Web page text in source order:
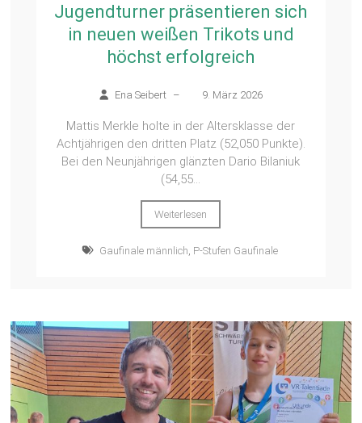
Jugendturner präsentieren sich
in neuen weißen Trikots und
höchst erfolgreich
Ena Seibert – 9. März 2026
Mattis Merkle holte in der Altersklasse der
Achtjährigen den dritten Platz (52,050 Punkte).
Bei den Neunjährigen glänzten Dario Bilaniuk
(54,55...
Weiterlesen
Gaufinale männlich P-Stufen Gaufinale